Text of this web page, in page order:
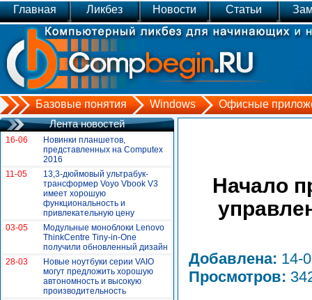
Главная Ликбез Новости Статьи
Базовые понятия Windows Офисные
Начало
Добавлена: 14-
Просмотров:
Лента новостей
16-06
Новинки планшетов,
представленных на Сomputex
2016
11-05
13,3-дюймовый ультрабук-
трансформер Voyo Vbook V3
имеет хорошую
функциональность и
привлекательную цену
03-05
Модульные моноблоки Lenovo
ThinkCentre Tiny-in-One
получили обновленный дизайн
28-03
Новые ноутбуки серии VAIO
могут предложить хорошую
автономность и высокую
производительность